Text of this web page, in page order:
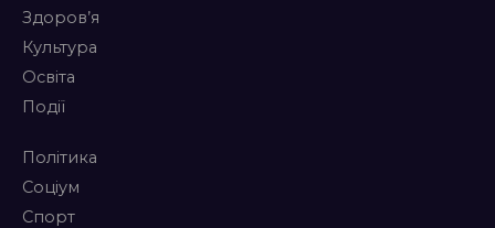
Здоров’я
Культура
Освіта
Події
Політика
Соціум
Спорт